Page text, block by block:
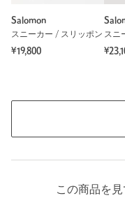
Salomon
スニーカー / スリッポン
¥19,800
スニ
この商品を